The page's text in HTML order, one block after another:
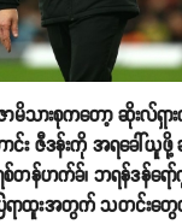
သားစုကတော့ ဆိုးလ်ရှာ
င်း ဇီဒန်းကို အရခေါ်ယူ
ဟက်ခ်၊ ဘရန်ဒန်ရော်ဂ
ာထူးအတွက် သတင်းတွေ